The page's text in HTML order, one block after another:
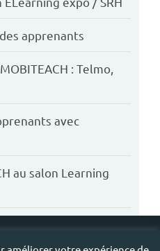
apprenants
: Telmo,
avec
au salon Learning